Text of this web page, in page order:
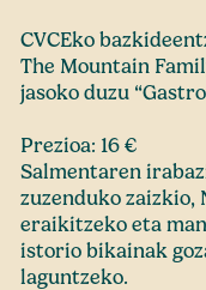
CVCEko
The Mountain
jasoko duzu
Prezioa: 16 €
Salmentaren
zuzenduko zaizkio,
eraikitzeko eta
istorio bikainak
laguntzeko.